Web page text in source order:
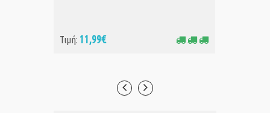
Τιμή: 11,99€